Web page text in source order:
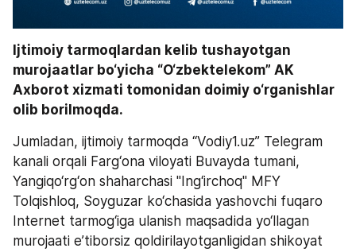
Ijtimoiy tarmoqlardan kelib tushayotgan
murojaatlar bo‘yicha “O‘zbektelekom” AK
Axborot xizmati tomonidan doimiy o‘rganishlar
olib borilmoqda.
Jumladan, ijtimoiy tarmoqda “Vodiy1.uz” Telegram
kanali orqali Farg‘ona viloyati Buvayda tumani,
Yangiqo‘rg‘on shaharchasi "Ing‘irchoq" MFY
Tolqishloq, Soyguzar ko‘chasida yashovchi fuqaro
Internet tarmog‘iga ulanish maqsadida yo‘llagan